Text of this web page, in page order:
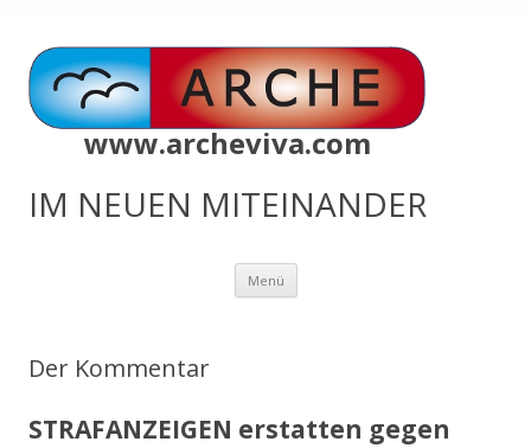
www.archeviva.com
IM NEUEN MITEINANDER
Menü Zum
springen
Der Kommentar
STRAFANZEIGEN erstatten gegen